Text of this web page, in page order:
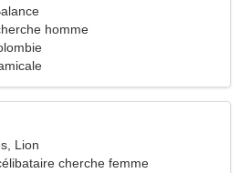
homme
Lion
cherche femme